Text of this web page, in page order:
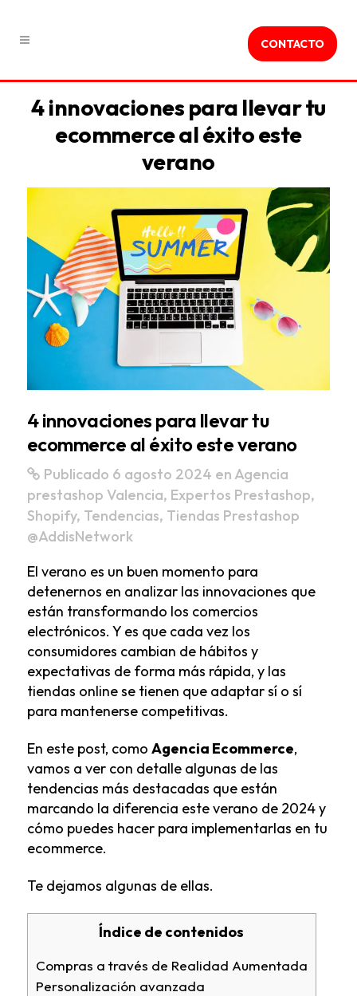
CONTACTO
4 innovaciones para llevar tu
ecommerce al éxito este
verano
4 innovaciones para llevar tu
ecommerce al éxito este verano
Publicado 6 agosto 2024 en Agencia
prestashop Valencia, Expertos Prestashop,
Shopify, Tendencias, Tiendas Prestashop
@AddisNetwork
El verano es un buen momento para
detenernos en analizar las innovaciones que
están transformando los comercios
electrónicos. Y es que cada vez los
consumidores cambian de hábitos y
expectativas de forma más rápida, y las
tiendas online se tienen que adaptar sí o sí
para mantenerse competitivas.
En este post, como Agencia Ecommerce,
vamos a ver con detalle algunas de las
tendencias más destacadas que están
marcando la diferencia este verano de 2024 y
cómo puedes hacer para implementarlas en tu
ecommerce.
Te dejamos algunas de ellas.
Índice de contenidos
Compras a través de Realidad Aumentada
Personalización avanzada